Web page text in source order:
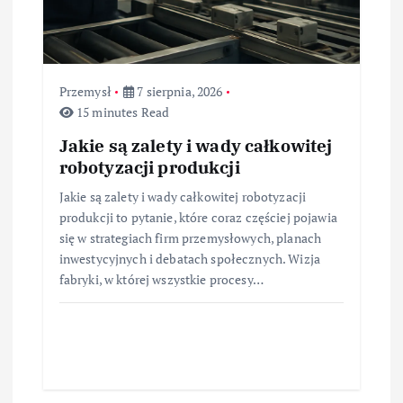
u
Przemysł
7 sierpnia, 2026
15 minutes Read
Jakie są zalety i wady całkowitej
robotyzacji produkcji
Jakie są zalety i wady całkowitej robotyzacji
produkcji to pytanie, które coraz częściej pojawia
się w strategiach firm przemysłowych, planach
inwestycyjnych i debatach społecznych. Wizja
fabryki, w której wszystkie procesy…